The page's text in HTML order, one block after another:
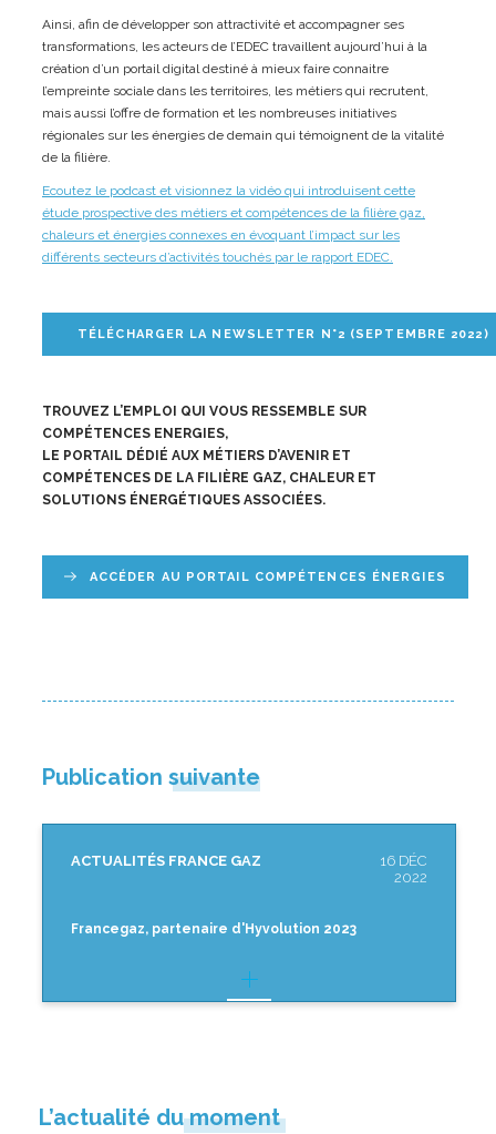
Ainsi, afin de développer son attractivité et accompagner ses
transformations, les acteurs de l’EDEC travaillent aujourd’hui à la
création d’un portail digital destiné à mieux faire connaitre
l’empreinte sociale dans les territoires, les métiers qui recrutent,
mais aussi l’offre de formation et les nombreuses initiatives
régionales sur les énergies de demain qui témoignent de la vitalité
de la filière.
Ecoutez le podcast et visionnez la vidéo qui introduisent cette
étude prospective des métiers et compétences de la filière gaz,
chaleurs et énergies connexes en évoquant l’impact sur les
différents secteurs d’activités touchés par le rapport EDEC.
TÉLÉCHARGER LA NEWSLETTER N°2 (SEPTEMBRE 2022)
TROUVEZ L’EMPLOI QUI VOUS RESSEMBLE SUR
COMPÉTENCES ENERGIES,
LE PORTAIL DÉDIÉ AUX MÉTIERS D’AVENIR ET
COMPÉTENCES DE LA FILIÈRE GAZ, CHALEUR ET
SOLUTIONS ÉNERGÉTIQUES ASSOCIÉES.
ACCÉDER AU PORTAIL COMPÉTENCES ÉNERGIES
Publication suivante
ACTUALITÉS FRANCE GAZ
16 DÉC
2022
Francegaz, partenaire d'Hyvolution 2023
L’actualité du moment